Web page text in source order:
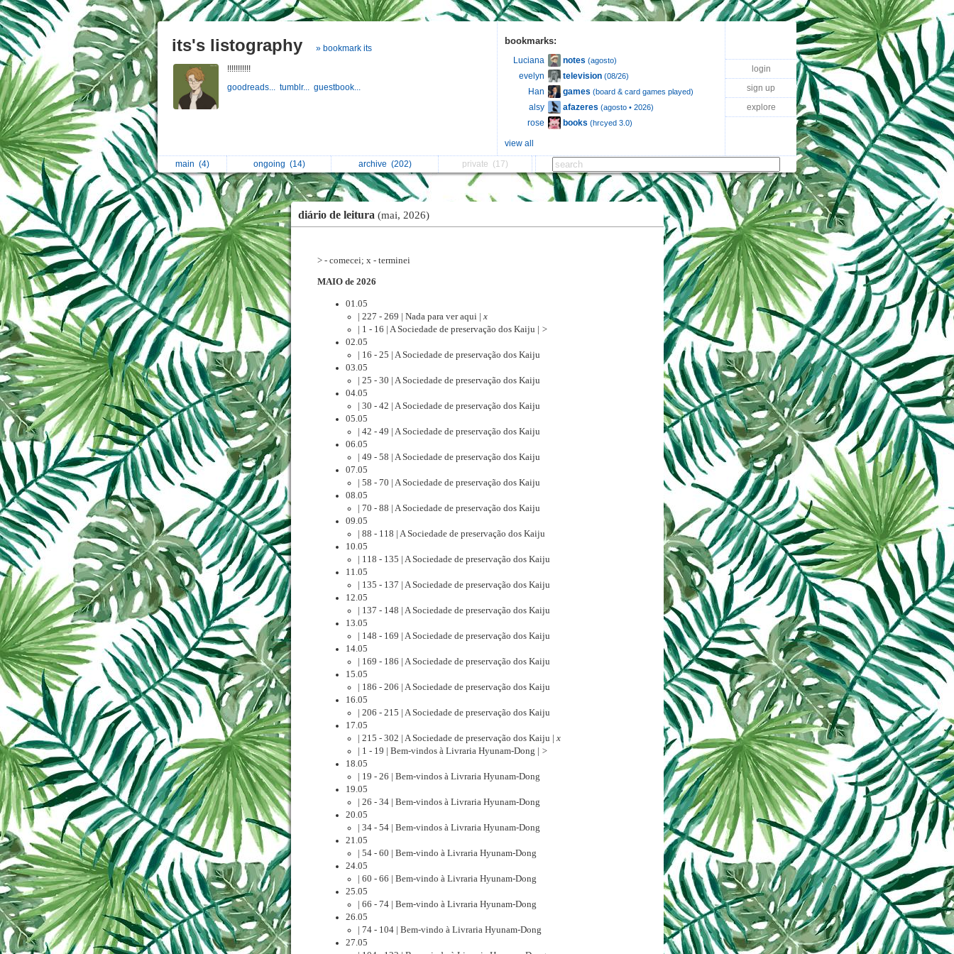
its's listography » bookmark its
!!!!!!!!!!!
goodreads... tumblr... guestbook...
bookmarks:
Luciana notes (agosto)
evelyn television (08/26)
Han games (board & card games played)
alsy afazeres (agosto • 2026)
rose books (hrcyed 3.0)
view all
login
sign up
explore
main (4) ongoing (14) archive (202) private (17)
diário de leitura (mai, 2026)
> - comecei; x - terminei
MAIO de 2026
01.05
| 227 - 269 | Nada para ver aqui |x
| 1 - 16 | A Sociedade de preservação dos Kaiju | >
02.05
| 16 - 25 | A Sociedade de preservação dos Kaiju
03.05
| 25 - 30 | A Sociedade de preservação dos Kaiju
04.05
| 30 - 42 | A Sociedade de preservação dos Kaiju
05.05
| 42 - 49 | A Sociedade de preservação dos Kaiju
06.05
| 49 - 58 | A Sociedade de preservação dos Kaiju
07.05
| 58 - 70 | A Sociedade de preservação dos Kaiju
08.05
| 70 - 88 | A Sociedade de preservação dos Kaiju
09.05
| 88 - 118 | A Sociedade de preservação dos Kaiju
10.05
| 118 - 135 | A Sociedade de preservação dos Kaiju
11.05
| 135 - 137 | A Sociedade de preservação dos Kaiju
12.05
| 137 - 148 | A Sociedade de preservação dos Kaiju
13.05
| 148 - 169 | A Sociedade de preservação dos Kaiju
14.05
| 169 - 186 | A Sociedade de preservação dos Kaiju
15.05
| 186 - 206 | A Sociedade de preservação dos Kaiju
16.05
| 206 - 215 | A Sociedade de preservação dos Kaiju
17.05
| 215 - 302 | A Sociedade de preservação dos Kaiju |x
| 1 - 19 | Bem-vindos à Livraria Hyunam-Dong | >
18.05
| 19 - 26 | Bem-vindos à Livraria Hyunam-Dong
19.05
| 26 - 34 | Bem-vindos à Livraria Hyunam-Dong
20.05
| 34 - 54 | Bem-vindos à Livraria Hyunam-Dong
21.05
| 54 - 60 | Bem-vindo à Livraria Hyunam-Dong
24.05
| 60 - 66 | Bem-vindo à Livraria Hyunam-Dong
25.05
| 66 - 74 | Bem-vindo à Livraria Hyunam-Dong
26.05
| 74 - 104 | Bem-vindo à Livraria Hyunam-Dong
27.05